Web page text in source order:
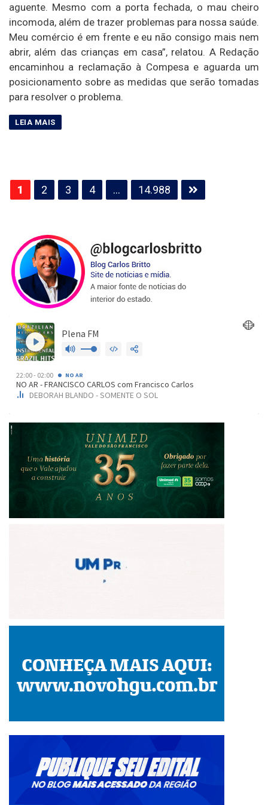
aguente. Mesmo com a porta fechada, o mau cheiro
incomoda, além de trazer problemas para nossa saúde.
Meu comércio é em frente e eu não consigo mais nem
abrir, além das crianças em casa”, relatou. A Redação
encaminhou a reclamação à Compesa e aguarda um
posicionamento sobre as medidas que serão tomadas
para resolver o problema.
Paginação
de
1 2 3 4 … 14.988